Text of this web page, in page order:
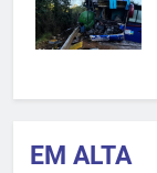
EM ALTA